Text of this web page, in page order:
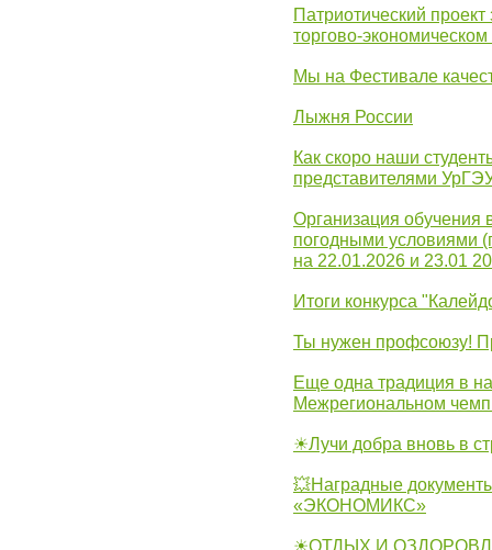
Патриотический
торгово-
Мы на Фестивале
Лыжня России
Как скоро наши
представителями
Организация обучения
погодными условиями
на 22.01.2026 и 23.01
Итоги конкурса
Ты нужен профсоюзу!
Еще одна традиция в
Межрегиональном
☀Лучи добра вновь в
💥Наградные
«ЭКОНОМИКС»
☀ОТДЫХ И